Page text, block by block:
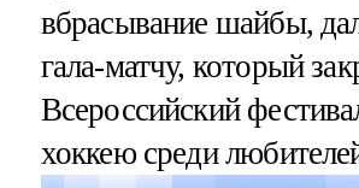
вбрасывание шайбы,
гала-матчу, который
Всероссийский
хоккею среди